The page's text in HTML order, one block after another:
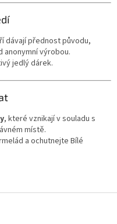
dávají přednost původu,
anonymní výrobou.
jedlý dárek.
, které vznikají v souladu s
místě.
a ochutnejte Bílé